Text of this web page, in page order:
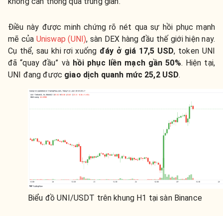
Điều này được minh chứng rõ nét qua sự hồi phục mạnh
mẽ của Uniswap (UNI), sàn DEX hàng đầu thế giới hiện nay.
Cụ thể, sau khi rơi xuống đáy ở giá 17,5 USD, token UNI
đã “quay đầu” và hồi phục liền mạch gần 50%. Hiện tại,
UNI đang được giao dịch quanh mức 25,2 USD.
Biểu đồ UNI/USDT trên khung H1 tại sàn Binance